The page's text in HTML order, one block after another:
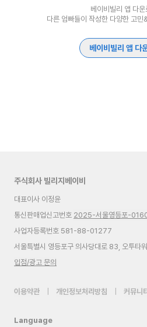
베이비빌리 앱 다
다른 엄빠들이 작성한 다양한 고
베이비빌리 앱 다
주식회사 빌리지베이비
대표이사 이정윤
통신판매업신고번호 2025-서울영등포-
사업자등록번호 581-88-01277
서울특별시 영등포구 의사당대로 83, 오투타
입점/광고 문의
이용약관 개인정보처리방침 커뮤니
Language